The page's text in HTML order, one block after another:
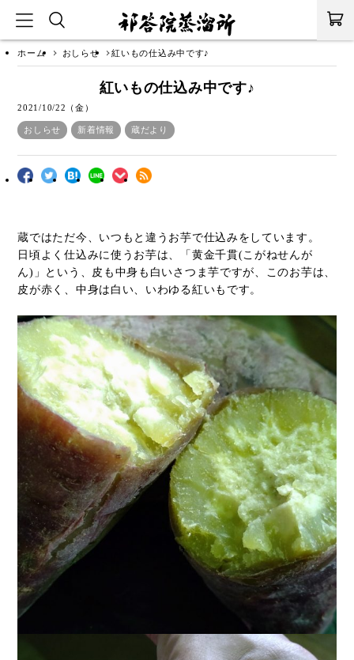
ホーム おしらせ 紅いもの仕込み中です♪
紅いもの仕込み中です♪
2021/10/22（金）
おしらせ 新着情報 蔵だより
蔵ではただ今、いつもと違うお芋で仕込みをしています。
日頃よく仕込みに使うお芋は、「黄金千貫(こがねせんが
ん)」という、皮も中身も白いさつま芋ですが、このお芋は、
皮が赤く、中身は白い、いわゆる紅いもです。